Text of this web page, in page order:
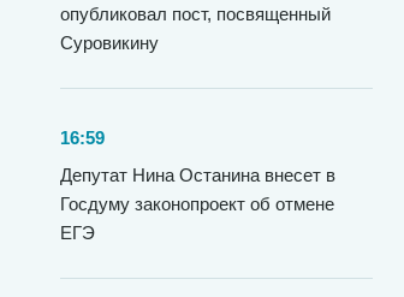
опубликовал пост, посвященный
Суровикину
16:59
Депутат Нина Останина внесет в
Госдуму законопроект об отмене
ЕГЭ